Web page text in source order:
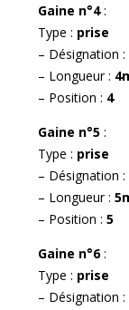
Gaine n°4:
Type : prise
– Désignation :
– Longueur :
– Position : 4
Gaine n°5 :
Type : prise
– Désignation :
– Longueur :
– Position : 5
Gaine n°6:
Type : prise
– Désignation :